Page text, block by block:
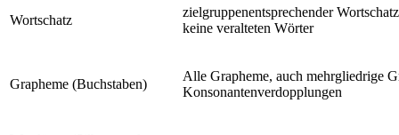
Wortschatz
zielgruppenentsprechender
keine veralteten Wörter
Grapheme (Buchstaben)
Alle Grapheme, auch mehrgliedrige
Konsonantenverdopplungen